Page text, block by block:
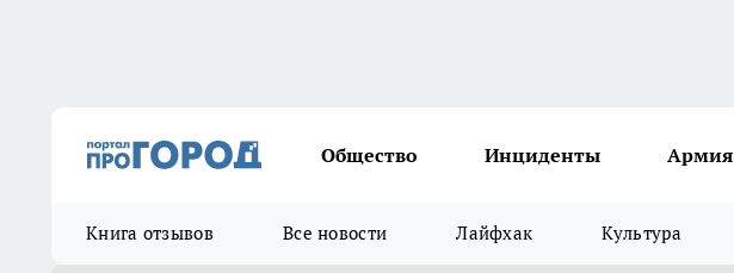
Общество Инциденты Армия
Книга отзывов Все новости Лайфхак Культура